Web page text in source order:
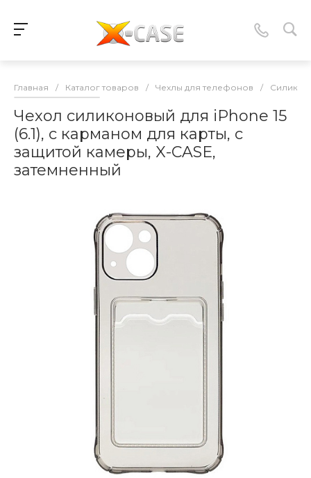
Главная / Каталог товаров / Чехлы для телефонов /
Чехол силиконовый для iPhone 15
(6.1), с карманом для карты, с
защитой камеры, X-CASE,
затемненный